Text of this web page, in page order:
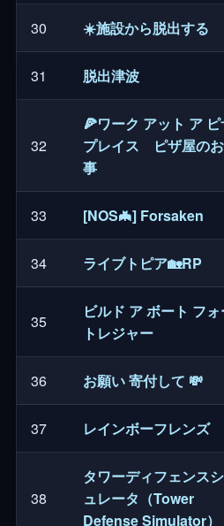
30 ☀️施設から脱出する
31 脱出津波
32
🍕ワーク アット ア
プレイス ピザ屋の
事
33 [NOS🦇] Forsaken
34 ライブトピア🏡RP
35
ビルド ア ボート フ
トレジャー
36 お願い 寄付して 💸
37 レインボーフレンズ
38
タワーディフェンス
ュレータ（Tower
Defense Simulator）